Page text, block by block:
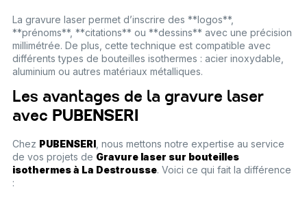
La gravure laser permet d’inscrire des **logos**,
**prénoms**, **citations** ou **dessins** avec une précision
millimétrée. De plus, cette technique est compatible avec
différents types de bouteilles isothermes : acier inoxydable,
aluminium ou autres matériaux métalliques.
Les avantages de la gravure laser
avec PUBENSERI
Chez PUBENSERI, nous mettons notre expertise au service
de vos projets de Gravure laser sur bouteilles
isothermes à La Destrousse. Voici ce qui fait la différence
: